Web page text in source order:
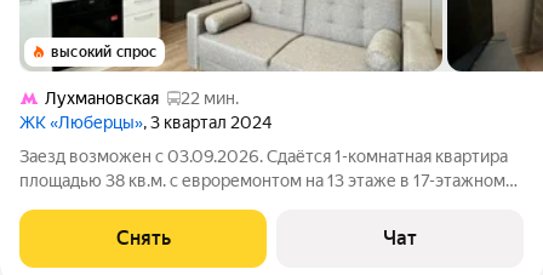
высокий спрос
Лухмановская
22 мин.
ЖК «Люберцы», 3 квартал 2024
Заезд возможен с 03.09.2026. Сдаётся 1-комнатная квартира
площадью 38 кв.м. с евроремонтом на 13 этаже в 17-этажном
Духовой шкаф Стиральная машина Холодильник
Посудомоечная машина
Снять Чат